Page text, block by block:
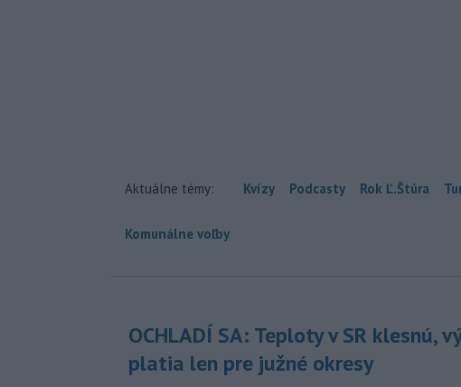
Aktuálne témy: Kvízy Podcasty Rok Ľ.Štúra
Komunálne voľby
OCHLADÍ SA: Teploty v SR klesnú,
platia len pre južné okresy